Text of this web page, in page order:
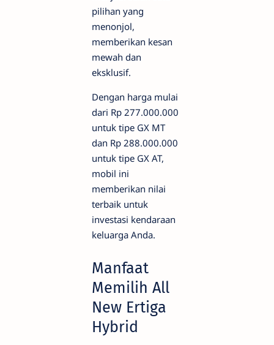
pilihan yang
menonjol,
memberikan kesan
mewah dan
eksklusif.
Dengan harga mulai
dari Rp 277.000.000
untuk tipe GX MT
dan Rp 288.000.000
untuk tipe GX AT,
mobil ini
memberikan nilai
terbaik untuk
investasi kendaraan
keluarga Anda.
Manfaat
Memilih All
New Ertiga
Hybrid